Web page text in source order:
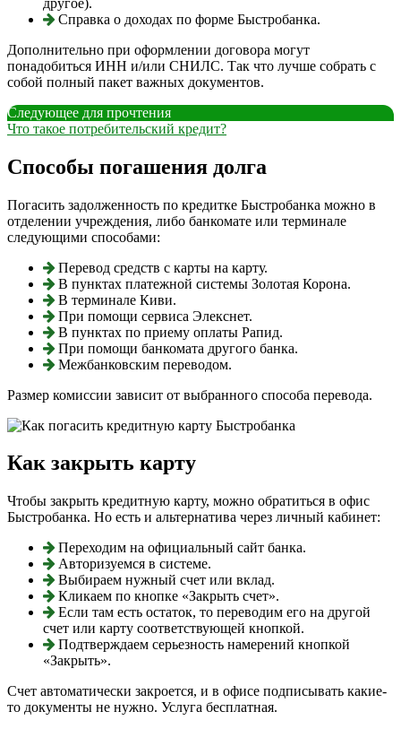
Справка о доходах по форме Быстробанка.
Дополнительно при оформлении договора могут
понадобиться ИНН и/или СНИЛС. Так что лучше собрать с
собой полный пакет важных документов.
Следующее для прочтения
Что такое потребительский кредит?
Способы погашения долга
Погасить задолженность по кредитке Быстробанка можно в
отделении учреждения, либо банкомате или терминале
следующими способами:
Перевод средств с карты на карту.
В пунктах платежной системы Золотая Корона.
В терминале Киви.
При помощи сервиса Элекснет.
В пунктах по приему оплаты Рапид.
При помощи банкомата другого банка.
Межбанковским переводом.
Размер комиссии зависит от выбранного способа перевода.
Как закрыть карту
Чтобы закрыть кредитную карту, можно обратиться в офис
Быстробанка. Но есть и альтернатива через личный кабинет:
Переходим на официальный сайт банка.
Авторизуемся в системе.
Выбираем нужный счет или вклад.
Кликаем по кнопке «Закрыть счет».
Если там есть остаток, то переводим его на другой
счет или карту соответствующей кнопкой.
Подтверждаем серьезность намерений кнопкой
«Закрыть».
Счет автоматически закроется, и в офисе подписывать какие-
то документы не нужно. Услуга бесплатная.